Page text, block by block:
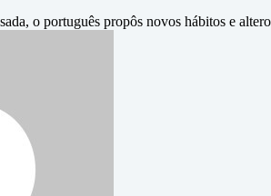
o português propôs novos hábitos e